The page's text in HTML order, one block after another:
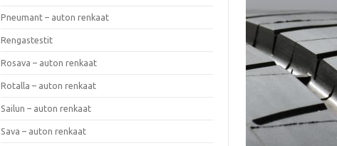
Pneumant – auton renkaat
Rengastestit
Rosava – auton renkaat
Rotalla – auton renkaat
Sailun – auton renkaat
Sava – auton renkaat